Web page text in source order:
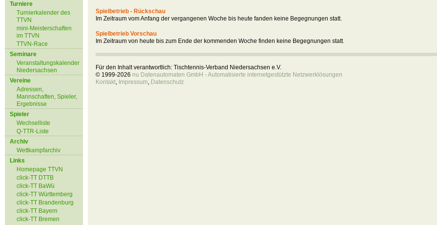
Turniere
Turnierkalender des
TTVN
mini-Meisterschaften
im TTVN
TTVN-Race
Seminare
Veranstaltungskalender
Niedersachsen
Vereine
Adressen,
Mannschaften, Spieler,
Ergebnisse
Spieler
Wechselliste
Q-TTR-Liste
Archiv
Wettkampfarchiv
Links
Homepage TTVN
click-TT DTTB
click-TT BaWü
click-TT Württemberg
click-TT Brandenburg
click-TT Bayern
click-TT Bremen
Spielbetrieb - Rückschau
Im Zeitraum vom Anfang der vergangenen Woche bis heute fanden keine Begegnungen statt.
Spielbetrieb Vorschau
Im Zeitraum von heute bis zum Ende der kommenden Woche finden keine Begegnungen statt.
Für den Inhalt verantwortlich: Tischtennis-Verband Niedersachsen e.V.
© 1999-2026 nu Datenautomaten GmbH - Automatisierte internetgestützte Netzwerklösungen
Kontakt, Impressum, Datenschutz